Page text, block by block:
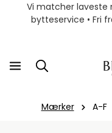
Vi matcher laveste
bytteservice • Fri
Mærker A-F